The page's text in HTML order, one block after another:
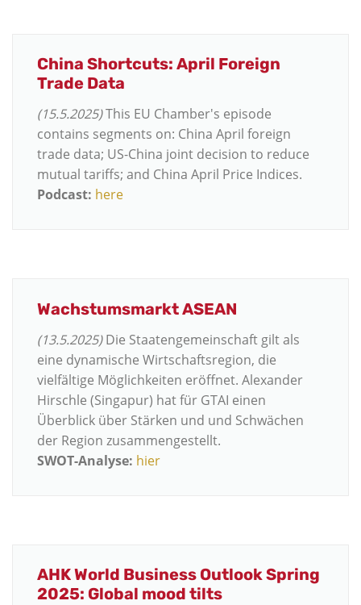
China Shortcuts: April Foreign
Trade Data
(15.5.2025)This EU Chamber's episode
contains segments on: China April foreign
trade data; US-China joint decision to reduce
mutual tariffs; and China April Price Indices.
Podcast: here
Wachstumsmarkt ASEAN
(13.5.2025)Die Staatengemeinschaft gilt als
eine dynamische Wirtschaftsregion, die
vielfältige Möglichkeiten eröffnet. Alexander
Hirschle (Singapur) hat für GTAI einen
Überblick über Stärken und und Schwächen
der Region zusammengestellt.
SWOT-Analyse: hier
AHK World Business Outlook Spring
2025: Global mood tilts